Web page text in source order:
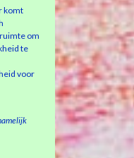
komt
om
te
voor